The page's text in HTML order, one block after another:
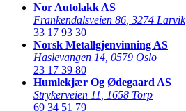
Nor Autolakk AS
Frankendalsveien 86 3274 Larvik
33 17 93 30
Norsk Metallgjenvinning AS
Haslevangen 14 0579 Oslo
23 17 39 80
Humlekjær Og Ødegaard AS
Strykerveien 11
1658 Torp
69 34 51 79